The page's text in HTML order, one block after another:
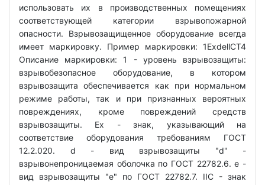
использовать их в производственных помещениях
соответствующей категории взрывопожарной
опасности. Взрывозащищенное оборудование всегда
имеет маркировку. Пример маркировки: 1ExdellCT4
Описание маркировки: 1 - уровень взрывозащиты:
взрывобезопасное оборудование, в котором
взрывозащита обеспечивается как при нормальном
режиме работы, так и при признанных вероятных
повреждениях, кроме повреждений средств
взрывозащиты. Ех - знак, указывающий на
соответствие оборудования требованиям ГОСТ
12.2.020. d - вид взрывозащиты "d" -
взрывонепроницаемая оболочка по ГОСТ 22782.6. е -
вид взрывозащиты "е" по ГОСТ 22782.7. IIС - знак